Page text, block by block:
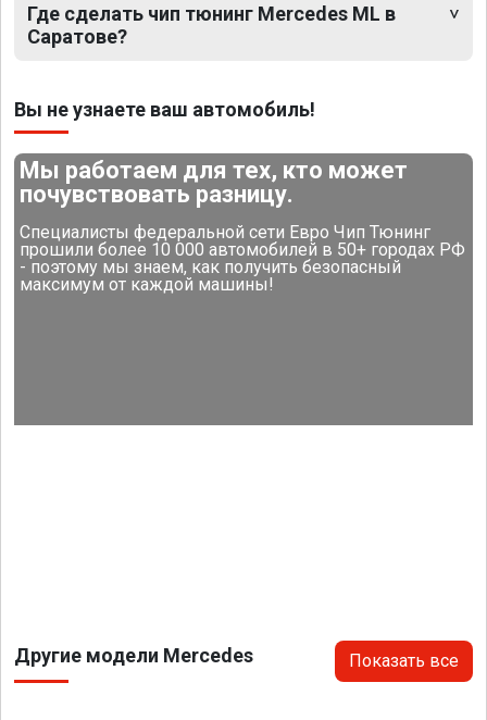
Где сделать чип тюнинг Mercedes ML в
Саратове?
Вы не узнаете ваш автомобиль!
Мы работаем для тех, кто может
почувствовать разницу.
Специалисты федеральной сети Евро Чип Тюнинг
прошили более 10 000 автомобилей в 50+ городах РФ
- поэтому мы знаем, как получить безопасный
максимум от каждой машины!
Другие модели Mercedes Показать все